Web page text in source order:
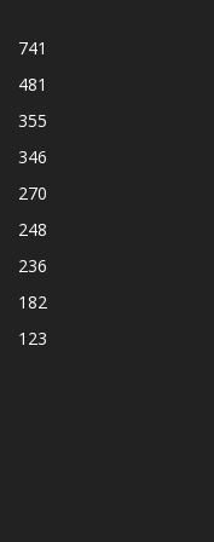
741
481
355
346
270
248
236
182
123